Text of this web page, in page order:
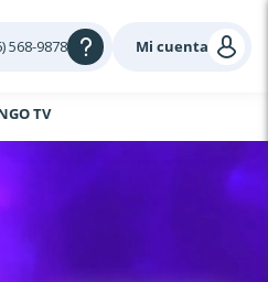
Mi cuenta
568-9878
TV